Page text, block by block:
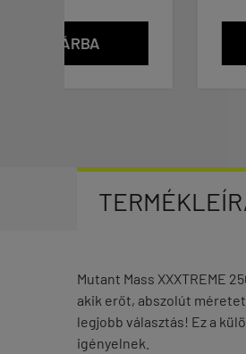
Mutant Mass XXXTREME
akik erőt, abszolút méretet
legjobb választás! Ez a
igényelnek.